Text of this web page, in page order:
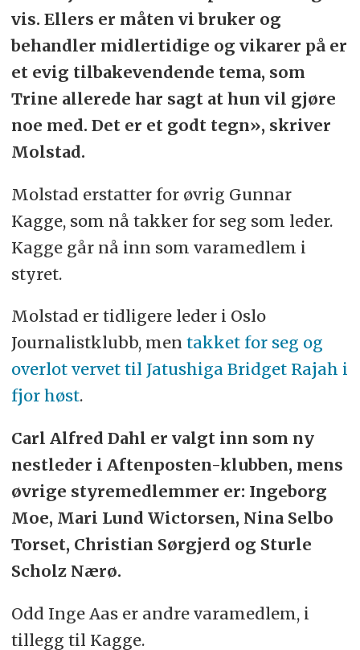
vis. Ellers er måten vi bruker og
behandler midlertidige og vikarer på er
et evig tilbakevendende tema, som
Trine allerede har sagt at hun vil gjøre
noe med. Det er et godt tegn», skriver
Molstad.
Molstad erstatter for øvrig Gunnar
Kagge, som nå takker for seg som leder.
Kagge går nå inn som varamedlem i
styret.
Molstad er tidligere leder i Oslo
Journalistklubb, men takket for seg og
overlot vervet til Jatushiga Bridget Rajah i
fjor høst.
Carl Alfred Dahl er valgt inn som ny
nestleder i Aftenposten-klubben, mens
øvrige styremedlemmer er: Ingeborg
Moe, Mari Lund Wictorsen, Nina Selbo
Torset, Christian Sørgjerd og Sturle
Scholz Nærø.
Odd Inge Aas er andre varamedlem, i
tillegg til Kagge.